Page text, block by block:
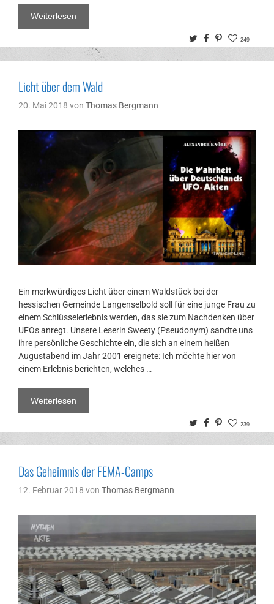
Weiterlesen
TwitterFacebook
Pinterest
249
Licht über dem Wald
20. Mai 2018 von Thomas Bergmann
Ein merkwürdiges Licht über einem Waldstück bei der
hessischen Gemeinde Langenselbold soll für eine junge Frau zu
einem Schlüsselerlebnis werden, das sie zum Nachdenken über
UFOs anregt. Unsere Leserin Sweety (Pseudonym) sandte uns
ihre persönliche Geschichte ein, die sich an einem heißen
Augustabend im Jahr 2001 ereignete: Ich möchte hier von
einem Erlebnis berichten, welches …
Weiterlesen
TwitterFacebook
Pinterest
239
Das Geheimnis der FEMA-Camps
12. Februar 2018 von Thomas Bergmann